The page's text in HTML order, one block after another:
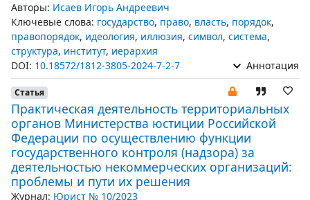
Авторы: Исаев Игорь Андреевич
Ключевые слова: государство, право, власть, порядок,
правопорядок, идеология, иллюзия, символ, система,
структура, институт, иерархия
DOI: 10.18572/1812-3805-2024-7-2-7 Аннотация
Статья
Практическая деятельность территориальных
органов Министерства юстиции Российской
Федерации по осуществлению функции
государственного контроля (надзора) за
деятельностью некоммерческих организаций:
проблемы и пути их решения
Журнал: Юрист № 10/2023